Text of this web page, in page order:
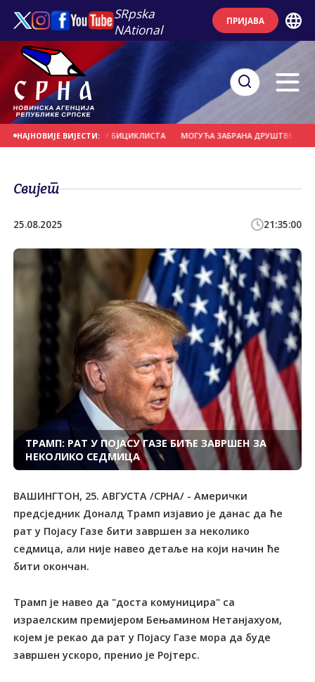
SRpska
NAtional
ПРИЈАВА
НАЈНОВИЈЕ ВИЈЕСТИ:
УДАРИО У ГРУПУ БИЦИКЛИСТА МОГУЋА ЗАБРАНА ДРУШТВЕНИХ
Свијет
25.08.2025 21:35:00
ТРАМП: РАТ У ПОЈАСУ ГАЗЕ БИЋЕ ЗАВРШЕН ЗА
НЕКОЛИКО СЕДМИЦА
ВАШИНГTОН, 25. АВГУСТА /СРНА/ - Амерички
предсједник Доналд Tрамп изјавио је данас да ће
рат у Појасу Газе бити завршен за неколико
седмица, али није навео детаље на који начин ће
бити окончан.
Tрамп је навео да "доста комуницира" са
израелским премијером Бењамином Нетанјахуом,
којем је рекао да рат у Појасу Газе мора да буде
завршен ускоро, пренио је Ројтерс.